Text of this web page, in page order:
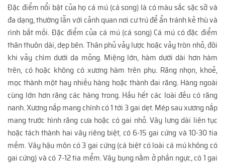
Đặc điểm nổi bật của họ cá mú (cá song) là có màu sắc sặc sỡ và
đa dạng, thường lẫn với cảnh quan nơi cư trú để ẩn tránh kẻ thù và
rình bắt mồi. Đặc điểm của cá mú (cá song) Cá mú có đặc điểm
thân thuôn dài, dẹp bên. Thân phủ vảy lược hoặc vảy tròn nhỏ, đôi
khi vảy chìm dưới da mỏng. Miệng lớn, hàm dưới dài hơn hàm
trên, có hoặc không có xương hàm trên phụ. Răng nhọn, khoẻ,
mọc thành một hay nhiều hàng hoặc thành đai răng. Hàng ngoài
cùng lớn hơn răng các hàng trong. Hầu hết các loài đều có răng
nanh. Xương nắp mang chính có 1 tới 3 gai dẹt. Mép sau xương nắp
mang trước hình răng cưa hoặc có gai nhỏ. Vây lưng dài liên tục
hoặc tách thành hai vây riêng biệt, có 6-15 gai cứng và 10-30 tia
mềm. Vây hậu môn có 3 gai cứng (cá biệt có loài cá mú không có
gai cứng) và có 7-12 tia mểm. Vây bụng nằm ở phần ngực, có 1 gai